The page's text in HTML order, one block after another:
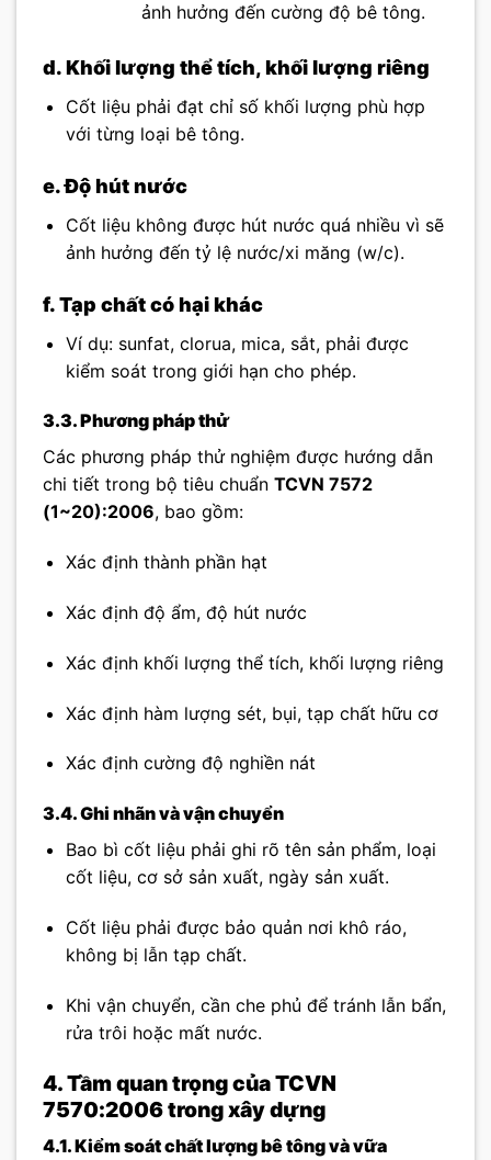
ảnh hưởng đến cường độ bê tông.
d. Khối lượng thể tích, khối lượng riêng
Cốt liệu phải đạt chỉ số khối lượng phù hợp
với từng loại bê tông.
e. Độ hút nước
Cốt liệu không được hút nước quá nhiều vì sẽ
ảnh hưởng đến tỷ lệ nước/xi măng (w/c).
f. Tạp chất có hại khác
Ví dụ: sunfat, clorua, mica, sắt, phải được
kiểm soát trong giới hạn cho phép.
3.3. Phương pháp thử
Các phương pháp thử nghiệm được hướng dẫn
chi tiết trong bộ tiêu chuẩn TCVN 7572
(1~20):2006, bao gồm:
Xác định thành phần hạt
Xác định độ ẩm, độ hút nước
Xác định khối lượng thể tích, khối lượng riêng
Xác định hàm lượng sét, bụi, tạp chất hữu cơ
Xác định cường độ nghiền nát
3.4. Ghi nhãn và vận chuyển
Bao bì cốt liệu phải ghi rõ tên sản phẩm, loại
cốt liệu, cơ sở sản xuất, ngày sản xuất.
Cốt liệu phải được bảo quản nơi khô ráo,
không bị lẫn tạp chất.
Khi vận chuyển, cần che phủ để tránh lẫn bẩn,
rửa trôi hoặc mất nước.
4. Tầm quan trọng của TCVN
7570:2006 trong xây dựng
4.1. Kiểm soát chất lượng bê tông và vữa